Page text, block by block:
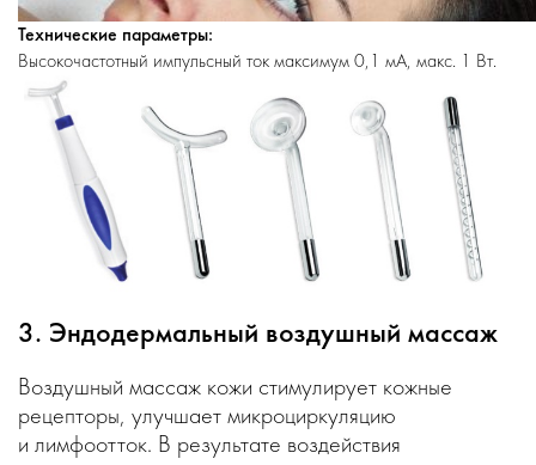
Технические параметры:
Высокочастотный импульсный ток максимум 0,1 мА, макс. 1 Вт.
3. Эндодермальный воздушный массаж
Воздушный массаж кожи стимулирует кожные
рецепторы, улучшает микроциркуляцию
и лимфоотток. В результате воздействия